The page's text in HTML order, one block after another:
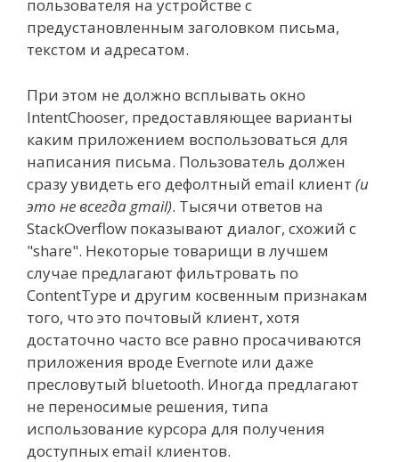
пользователя на устройстве с
предустановленным заголовком письма,
текстом и адресатом.
При этом не должно всплывать окно
IntentChooser, предоставляющее варианты
каким приложением воспользоваться для
написания письма. Пользователь должен
сразу увидеть его дефолтный email клиент (и
это не всегда gmail). Тысячи ответов на
StackOverflow показывают диалог, схожий с
"share". Некоторые товарищи в лучшем
случае предлагают фильтровать по
ContentType и другим косвенным признакам
того, что это почтовый клиент, хотя
достаточно часто все равно просачиваются
приложения вроде Evernote или даже
пресловутый bluetooth. Иногда предлагают
не переносимые решения, типа
использование курсора для получения
доступных email клиентов.